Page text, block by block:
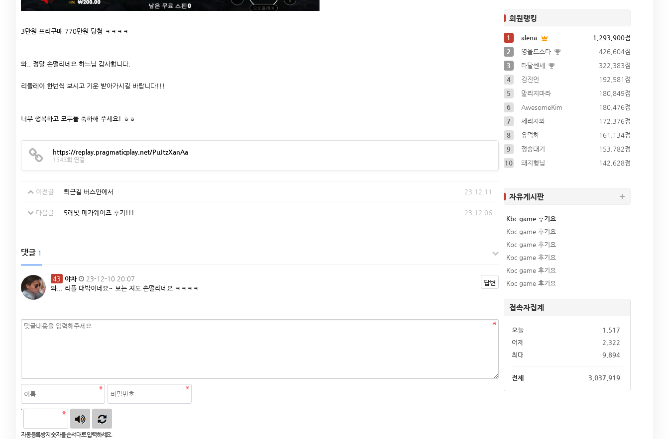
3만원 프리구매 770만원 당첨 ㅋㅋㅋㅋ
와.. 정말 손떨리네요 하느님 감사합니다.
리플레이 한번씩 보시고 기운 받아가시길 바랍니다!!!
너무 행복하고 모두들 축하해 주세요! ㅎㅎ
https://replay.pragmaticplay.net/PuJtzXanAa
1343회 연결
이전글 퇴근길 버스안에서 23.12.11
다음글 5레빗 메가웨이즈 후기!!! 23.12.06
댓글 1
43 야차
23-12-10 20:07
와... 리플 대박이네요~ 보는 저도 손떨리네요 ㅋㅋㅋㅋ
답변
자동등록방지
자동등록방지 숫자를 순서대로 입력하세요.
회원랭킹
1 alena
1,293,900점
2
영올드스타
426,604점
3
타달센세
322,383점
4
김진인
192,581점
5
말리지마라
180,849점
6
AwesomeKim
180,476점
7
세리자와
172,376점
8
유덕화
161,134점
9
정승대기
153,782점
10
돼지형님 142,628점
자유게시판
Kbc game 후기요
Kbc game 후기요
Kbc game 후기요
Kbc game 후기요
Kbc game 후기요
Kbc game 후기요
접속자집계
오늘
1,517
어제
2,322
최대
9,894
전체 3,037,919